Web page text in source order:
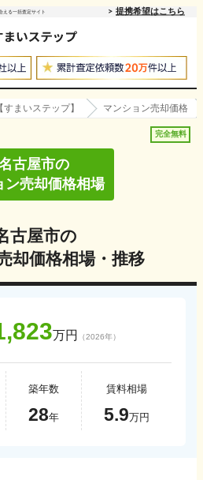
える一括査定サイト 提携希望はこちら
まいステップ】 マンション売却価格
完全無料
古屋市の
ン売却価格相場
古屋市の
却価格相場・推移
万円 （2026年）
築年数
28年
賃料相場
5.9万円